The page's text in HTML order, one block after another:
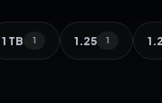
1 TB 1 1.25 1